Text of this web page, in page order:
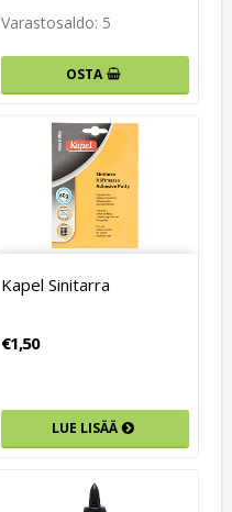
Varastosaldo: 5
OSTA
Kapel Sinitarra
€1,50
LUE LISÄÄ